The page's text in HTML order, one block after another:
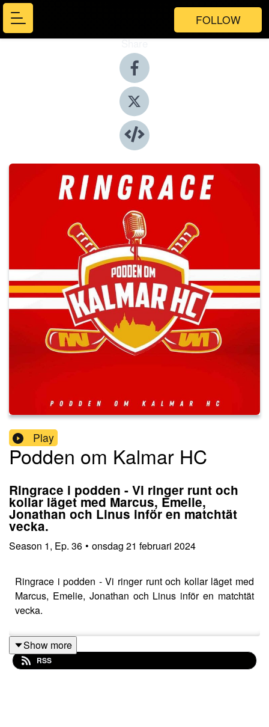
FOLLOW
Share
Play
Podden om Kalmar HC
Ringrace i podden - Vi ringer runt och
kollar läget med Marcus, Emelie,
Jonathan och Linus inför en matchtät
vecka.
Season 1, Ep. 36 • onsdag 21 februari 2024
Ringrace i podden - Vi ringer runt och kollar läget med
Marcus, Emelie, Jonathan och Linus inför en matchtät
vecka.
Show more
RSS